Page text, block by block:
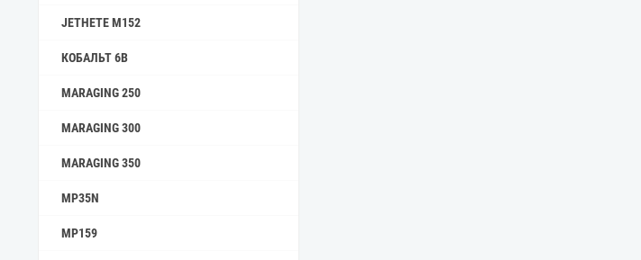
JETHETE M152
КОБАЛЬТ 6B
MARAGING 250
MARAGING 300
MARAGING 350
MP35N
MP159